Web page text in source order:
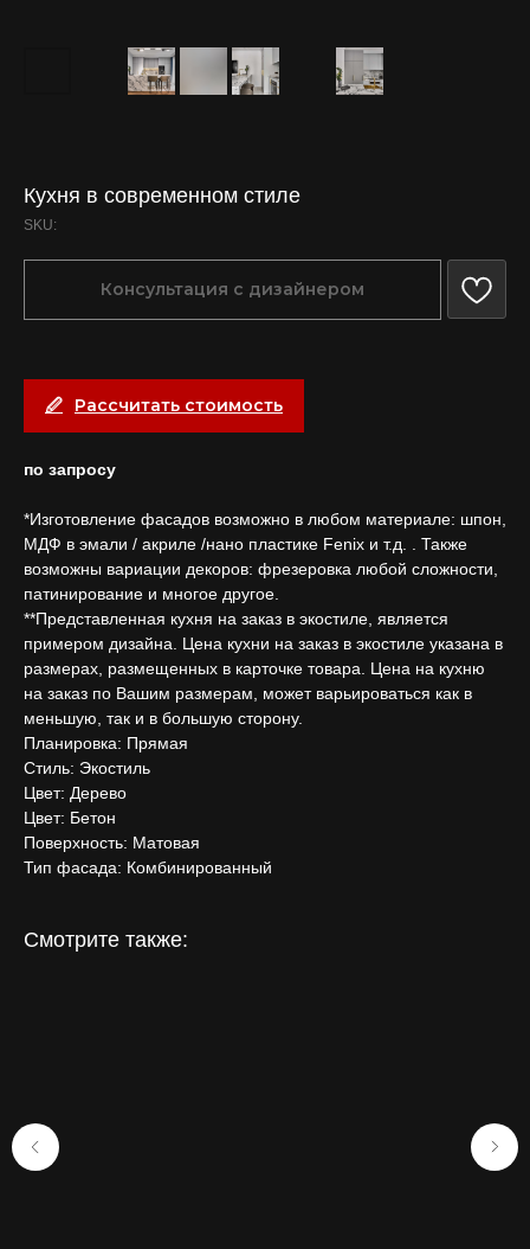
Кухня в современном стиле
SKU:
Консультация с дизайнером
Рассчитать стоимость
по запросу
*Изготовление фасадов возможно в любом материале: шпон,
МДФ в эмали / акриле /нано пластике Fenix и т.д. . Также
возможны вариации декоров: фрезеровка любой сложности,
патинирование и многое другое.
**Представленная кухня на заказ в экостиле, является
примером дизайна. Цена кухни на заказ в экостиле указана в
размерах, размещенных в карточке товара. Цена на кухню
на заказ по Вашим размерам, может варьироваться как в
меньшую, так и в большую сторону.
Планировка: Прямая
Стиль: Экостиль
Цвет: Дерево
Цвет: Бетон
Поверхность: Матовая
Тип фасада: Комбинированный
Смотрите также: